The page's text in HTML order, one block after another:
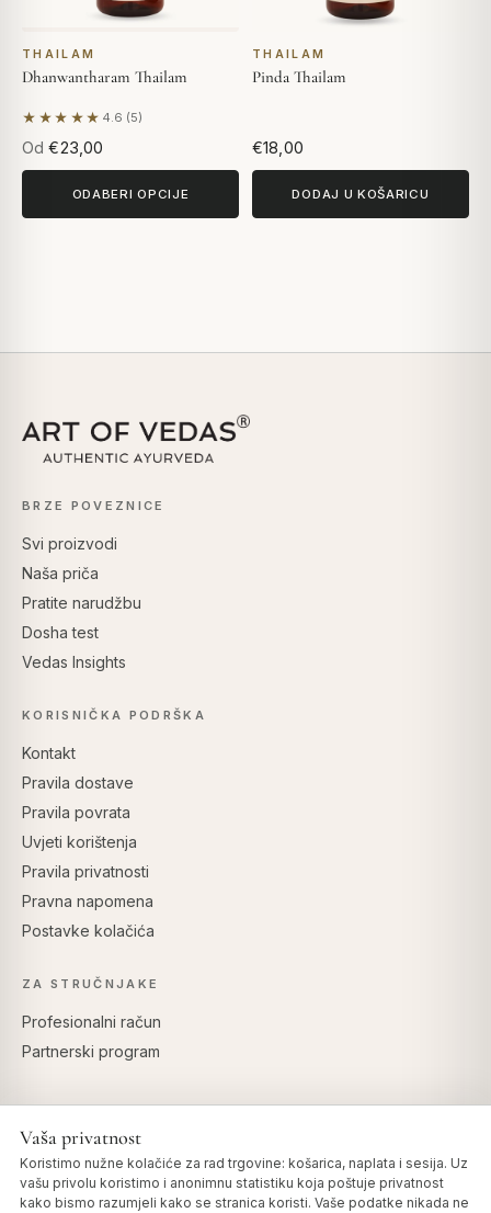
THAILAM
Dhanwantharam Thailam
★★★★★ 4.6 (5)
Na temelju 5 recenzija
Od €23,00
ODABERI OPCIJE
THAILAM
Pinda Thailam
€18,00
DODAJ U KOŠARICU
BRZE POVEZNICE
Svi proizvodi
Naša priča
Pratite narudžbu
Dosha test
Vedas Insights
KORISNIČKA PODRŠKA
Kontakt
Pravila dostave
Pravila povrata
Uvjeti korištenja
Pravila privatnosti
Pravna napomena
Postavke kolačića
ZA STRUČNJAKE
Profesionalni račun
Partnerski program
Vaša privatnost
Koristimo nužne kolačiće za rad trgovine: košarica, naplata i sesija. Uz
vašu privolu koristimo i anonimnu statistiku koja poštuje privatnost
kako bismo razumjeli kako se stranica koristi. Vaše podatke nikada ne